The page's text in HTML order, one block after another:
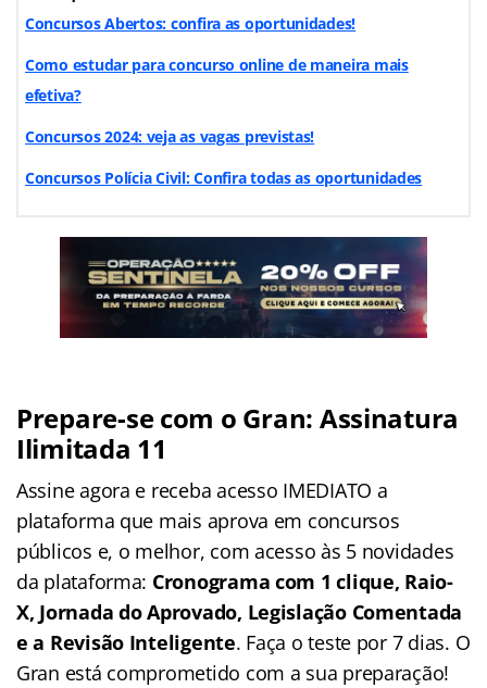
Concursos Abertos: confira as oportunidades!
Como estudar para concurso online de maneira mais
efetiva?
Concursos 2024: veja as vagas previstas!
Concursos Polícia Civil: Confira todas as oportunidades
Prepare-se com o Gran: Assinatura
Ilimitada 11
Assine agora e receba acesso IMEDIATO a
plataforma que mais aprova em concursos
públicos e, o melhor, com acesso às 5 novidades
da plataforma: Cronograma com 1 clique, Raio-
X, Jornada do Aprovado, Legislação Comentada
e a Revisão Inteligente. Faça o teste por 7 dias. O
Gran está comprometido com a sua preparação!